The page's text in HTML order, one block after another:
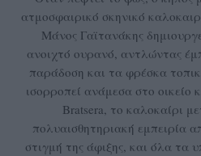
ατμοσφαιρικό σκηνικό
Μάνος Γαϊτανάκης
ανοιχτό ουρανό, αντλώντας
παράδοση και τα φρέσκα
ισορροπεί ανάμεσα στο οικείο
Bratsera, το καλοκαίρι
πολυαισθητηριακή εμπειρία
στιγμή της άφιξης, και όλα τα